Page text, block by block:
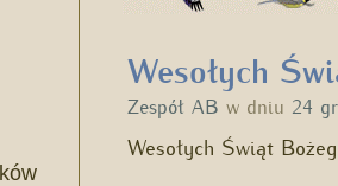
Wesołych
Zespół AB w dniu 24
Wesołych Świąt